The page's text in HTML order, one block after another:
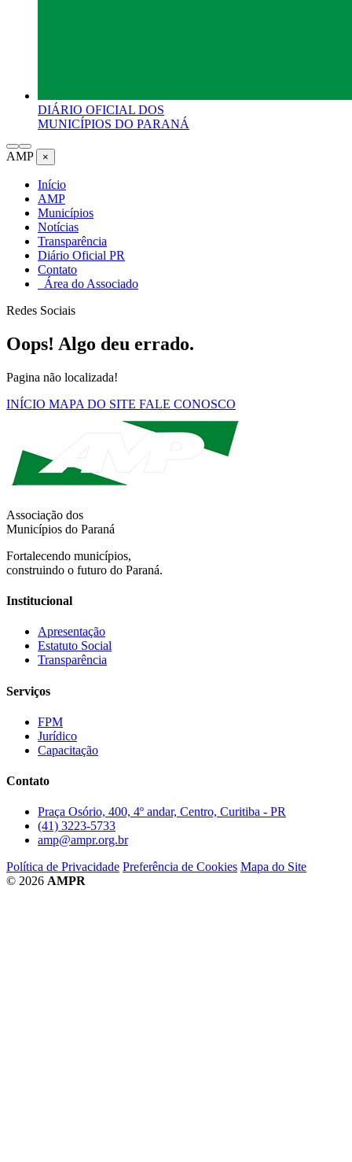
DIÁRIO OFICIAL DOS
MUNICÍPIOS DO PARANÁ
AMP ×
Início
AMP
Municípios
Notícias
Transparência
Diário Oficial PR
Contato
Área do Associado
Redes Sociais
Oops! Algo deu errado.
Pagina não localizada!
INÍCIO MAPA DO SITE FALE CONOSCO
Associação dos
Municípios do Paraná
Fortalecendo municípios,
construindo o futuro do Paraná.
Institucional
Apresentação
Estatuto Social
Transparência
Serviços
FPM
Jurídico
Capacitação
Contato
Praça Osório, 400, 4º andar, Centro, Curitiba - PR
(41) 3223-5733
amp@ampr.org.br
Política de Privacidade Preferência de Cookies Mapa do Site
© 2026 AMPR